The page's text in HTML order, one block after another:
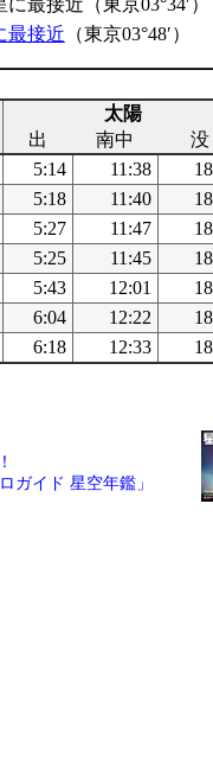
最接近（東京03°34′）
最接近 （東京03°48′）
太陽
出 南中
没
5:14 11:38
5:18 11:40
5:27 11:47
5:25 11:45
5:43 12:01
6:04 12:22
6:18 12:33
ガイド 星空年鑑」